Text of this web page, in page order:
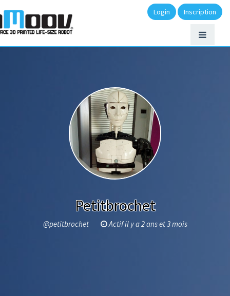
Login Inscription
Petitbrochet
@petitbrochet Actif il y a 2 ans et 3 mois